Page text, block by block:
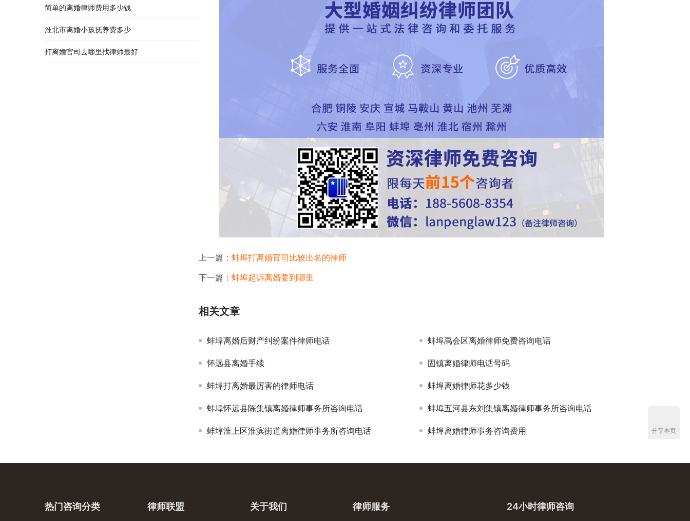
上一篇： 蚌埠打离婚官司比较出名的律师
下一篇： 蚌埠起诉离婚要到哪里
相关文章
蚌埠离婚后财产纠纷案件律师电话 蚌埠禹会区离婚律师免费咨询电话
怀远县离婚手续 固镇离婚律师电话号码
蚌埠打离婚最厉害的律师电话 蚌埠离婚律师花多少钱
蚌埠怀远县陈集镇离婚律师事务所咨询电话 蚌埠五河县东刘集镇离婚律师事务所咨询电话
蚌埠淮上区淮滨街道离婚律师事务所咨询电话 蚌埠离婚律师事务咨询费用
简单的离婚律师费用多少钱
淮北市离婚小孩抚养费多少
打离婚官司去哪里找律师最好
热门咨询分类 律师联盟 关于我们 律师服务 24小时律师咨询
分享本页